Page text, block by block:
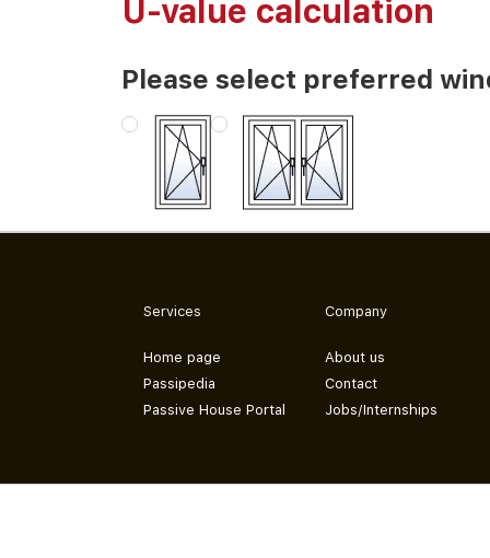
U-value calculation
Please select preferred
Services
Home page
Passipedia
Passive House Portal
Company
About us
Contact
Jobs/Internships